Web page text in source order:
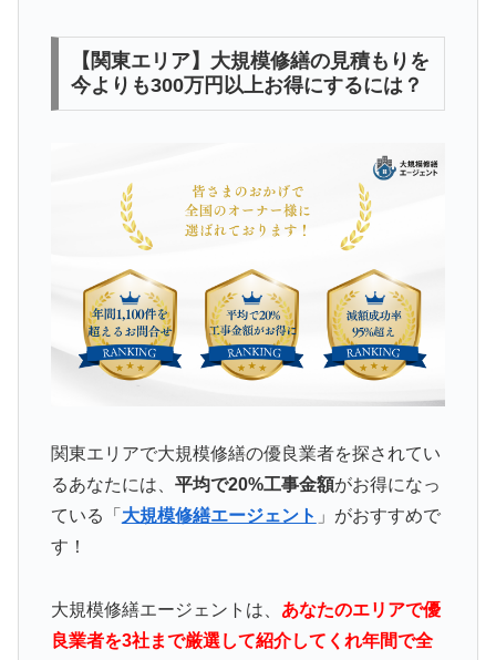
【関東エリア】大規模修繕の見積もりを
今よりも300万円以上お得にするには？
関東エリアで大規模修繕の優良業者を探されてい
るあなたには、 平均で20%工事金額がお得になっ
ている「 大規模修繕エージェント 」がおすすめで
す！
大規模修繕エージェントは、 あなたのエリアで優
良業者を3社まで厳選して紹介してくれ年間で全